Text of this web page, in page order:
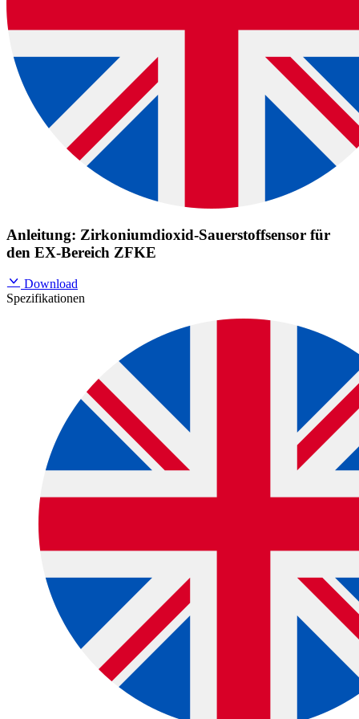
Anleitung: Zirkoniumdioxid-Sauerstoffsensor für
den EX-Bereich ZFKE
Download
Spezifikationen